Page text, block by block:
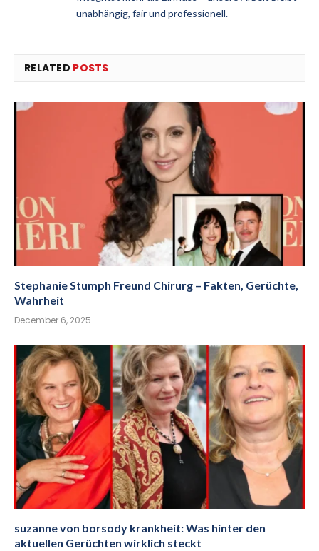
unabhängig, fair und professionell.
RELATED POSTS
Stephanie Stumph Freund Chirurg – Fakten, Gerüchte,
Wahrheit
December 6, 2025
suzanne von borsody krankheit: Was hinter den
aktuellen Gerüchten wirklich steckt